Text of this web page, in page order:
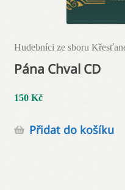
Hudebníci ze sboru
Pána Chval CD
150 Kč
Přidat do košíku